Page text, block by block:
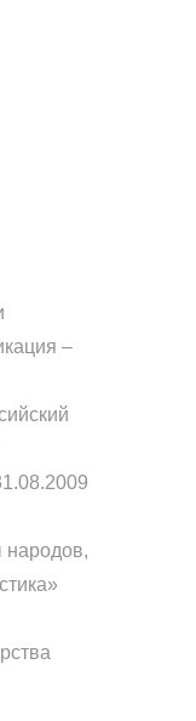
–
народов,